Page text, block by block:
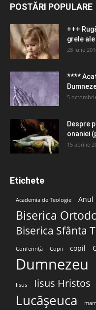
POSTĂRI POPULARE
+++
grele
28 iulie
****
5
Despre
onaniei
15 aprilie
Etichete
Academia de Teologie Anul
Biserica
Biserica Sfânta
Conferință Copii copil
Dumnezeu
Iisus Iisus Hristos
Lucășeuca